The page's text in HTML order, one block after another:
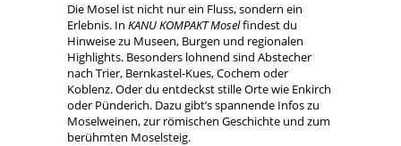
Die Mosel ist nicht nur ein Fluss, sondern ein
Erlebnis. In KANU KOMPAKT Moselfindest du
Hinweise zu Museen, Burgen und regionalen
Highlights. Besonders lohnend sind Abstecher
nach Trier, Bernkastel-Kues, Cochem oder
Koblenz. Oder du entdeckst stille Orte wie Enkirch
oder Pünderich. Dazu gibt’s spannende Infos zu
Moselweinen, zur römischen Geschichte und zum
berühmten Moselsteig.